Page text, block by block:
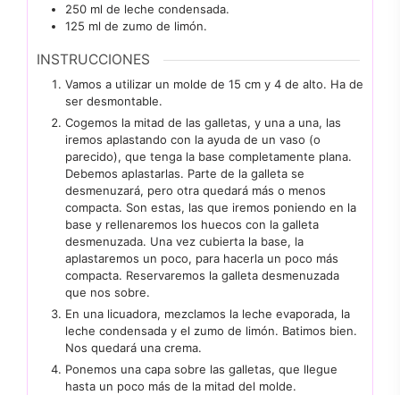
250 ml de leche condensada.
125 ml de zumo de limón.
INSTRUCCIONES
Vamos a utilizar un molde de 15 cm y 4 de alto. Ha de
ser desmontable.
Cogemos la mitad de las galletas, y una a una, las
iremos aplastando con la ayuda de un vaso (o
parecido), que tenga la base completamente plana.
Debemos aplastarlas. Parte de la galleta se
desmenuzará, pero otra quedará más o menos
compacta. Son estas, las que iremos poniendo en la
base y rellenaremos los huecos con la galleta
desmenuzada. Una vez cubierta la base, la
aplastaremos un poco, para hacerla un poco más
compacta. Reservaremos la galleta desmenuzada
que nos sobre.
En una licuadora, mezclamos la leche evaporada, la
leche condensada y el zumo de limón. Batimos bien.
Nos quedará una crema.
Ponemos una capa sobre las galletas, que llegue
hasta un poco más de la mitad del molde.